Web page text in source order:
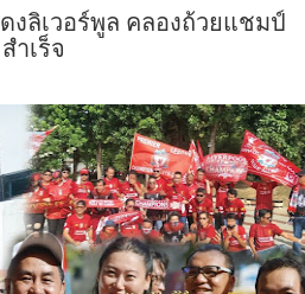
ลิเวอร์พูล คลองถ้วยแชมป์
ำเร็จ